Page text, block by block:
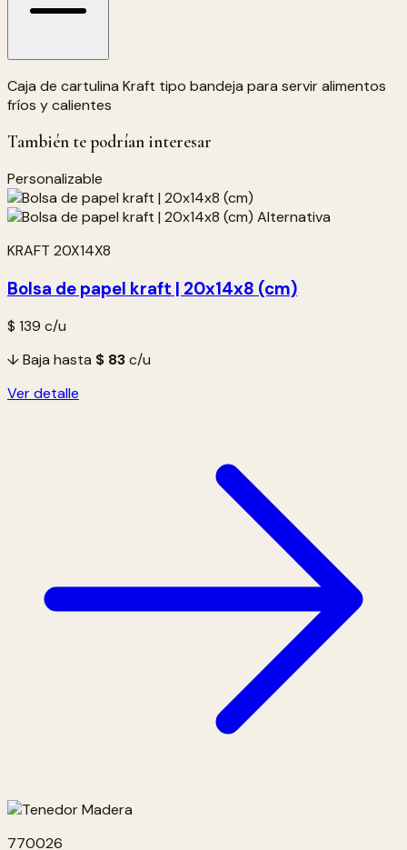
Caja de cartulina Kraft tipo bandeja para servir alimentos
fríos y calientes
También te podrían interesar
Personalizable
KRAFT 20X14X8
Bolsa de papel kraft | 20x14x8 (cm)
$ 139 c/u
↓ Baja hasta $ 83c/u
Ver detalle
770026